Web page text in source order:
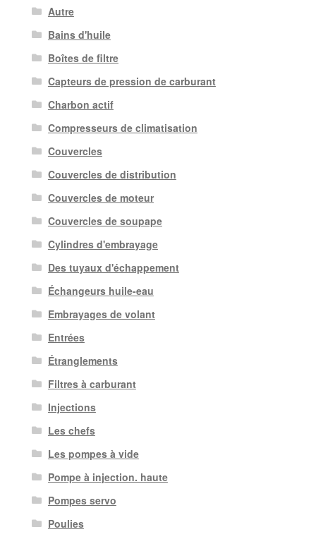
Autre
Bains d'huile
Boîtes de filtre
Capteurs de pression de carburant
Charbon actif
Compresseurs de climatisation
Couvercles
Couvercles de distribution
Couvercles de moteur
Couvercles de soupape
Cylindres d'embrayage
Des tuyaux d'échappement
Échangeurs huile-eau
Embrayages de volant
Entrées
Étranglements
Filtres à carburant
Injections
Les chefs
Les pompes à vide
Pompe à injection. haute
Pompes servo
Poulies